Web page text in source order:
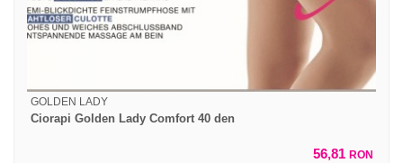
GOLDEN LADY
Ciorapi Golden Lady Comfort 40 den
56,81 RON